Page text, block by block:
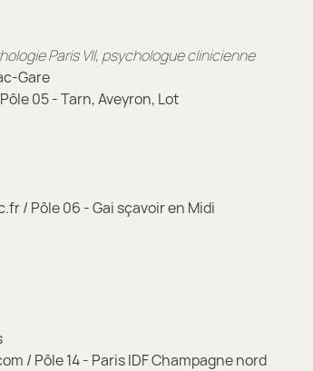
Paris VII, psychologue clinicienne
Gare
05 - Tarn, Aveyron, Lot
/ Pôle 06 - Gai sçavoir en Midi
/ Pôle 14 - Paris IDF Champagne nord